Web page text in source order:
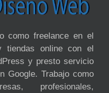
como freelance en el
tiendas online con el
y presto servicio
Google. Trabajo como
profesionales,